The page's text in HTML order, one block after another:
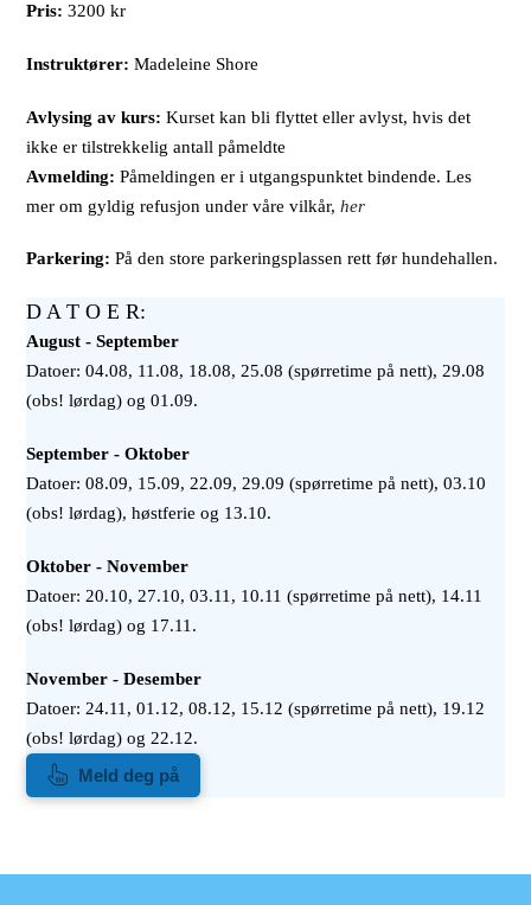
Pris: 3200 kr
Instruktører: Madeleine Shore
Avlysing av kurs: Kurset kan bli flyttet eller avlyst, hvis det
ikke er tilstrekkelig antall påmeldte
Avmelding: Påmeldingen er i utgangspunktet bindende. Les
mer om gyldig refusjon under våre vilkår,her
Parkering:På den store parkeringsplassen rett før hundehallen.
D A T O E R:
August - September
Datoer: 04.08, 11.08, 18.08, 25.08 (spørretime på nett), 29.08
(obs! lørdag) og 01.09.
September - Oktober
Datoer:08.09, 15.09, 22.09, 29.09 (spørretime på nett), 03.10
(obs! lørdag), høstferie og 13.10.
Oktober - November
Datoer: 20.10, 27.10, 03.11, 10.11 (spørretime på nett), 14.11
(obs! lørdag) og 17.11.
November - Desember
Datoer: 24.11, 01.12, 08.12, 15.12 (spørretime på nett), 19.12
(obs! lørdag) og 22.12.
Meld deg på